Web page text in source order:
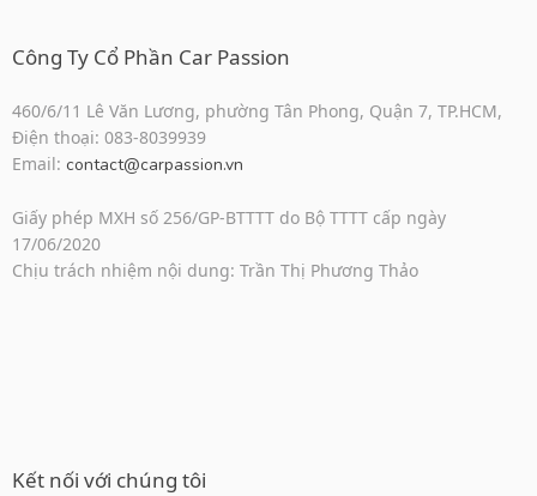
Công Ty Cổ Phần Car Passion
460/6/11 Lê Văn Lương, phường Tân Phong, Quận 7, TP.HCM,
Điện thoại: 083-8039939
Email: contact@carpassion.vn
Giấy phép MXH số 256/GP-BTTTT do Bộ TTTT cấp ngày
17/06/2020
Chịu trách nhiệm nội dung: Trần Thị Phương Thảo
Kết nối với chúng tôi